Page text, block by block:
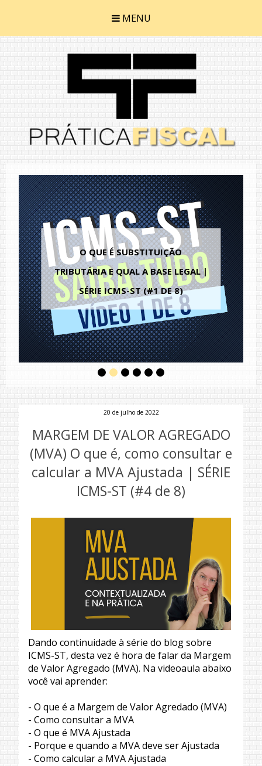
MENU
O QUE É SUBSTITUIÇÃO
TRIBUTÁRIA E QUAL A BASE LEGAL |
SÉRIE ICMS-ST (#1 DE 8)
20 de julho de 2022
MARGEM DE VALOR AGREGADO
(MVA) O que é, como consultar e
calcular a MVA Ajustada | SÉRIE
ICMS-ST (#4 de 8)
Dando continuidade à série do blog sobre
ICMS-ST, desta vez é hora de falar da Margem
de Valor Agregado (MVA). Na videoaula abaixo
você vai aprender:
- O que é a Margem de Valor Agredado (MVA)
- Como consultar a MVA
- O que é MVA Ajustada
- Porque e quando a MVA deve ser Ajustada
- Como calcular a MVA Ajustada